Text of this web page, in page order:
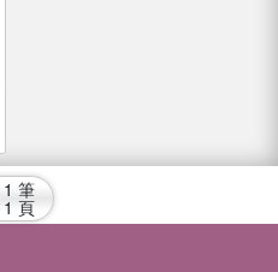
1 筆
1 頁